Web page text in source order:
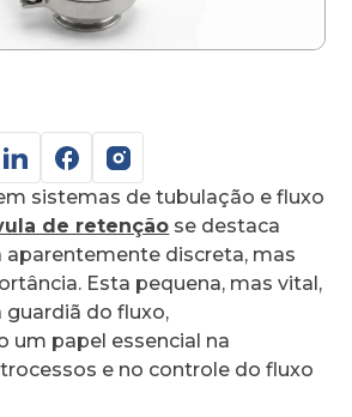
sistemas de tubulação e fluxo
de retenção se destaca
discreta, mas
Esta pequena, mas vital,
do fluxo,
um papel essencial na
e no controle do fluxo